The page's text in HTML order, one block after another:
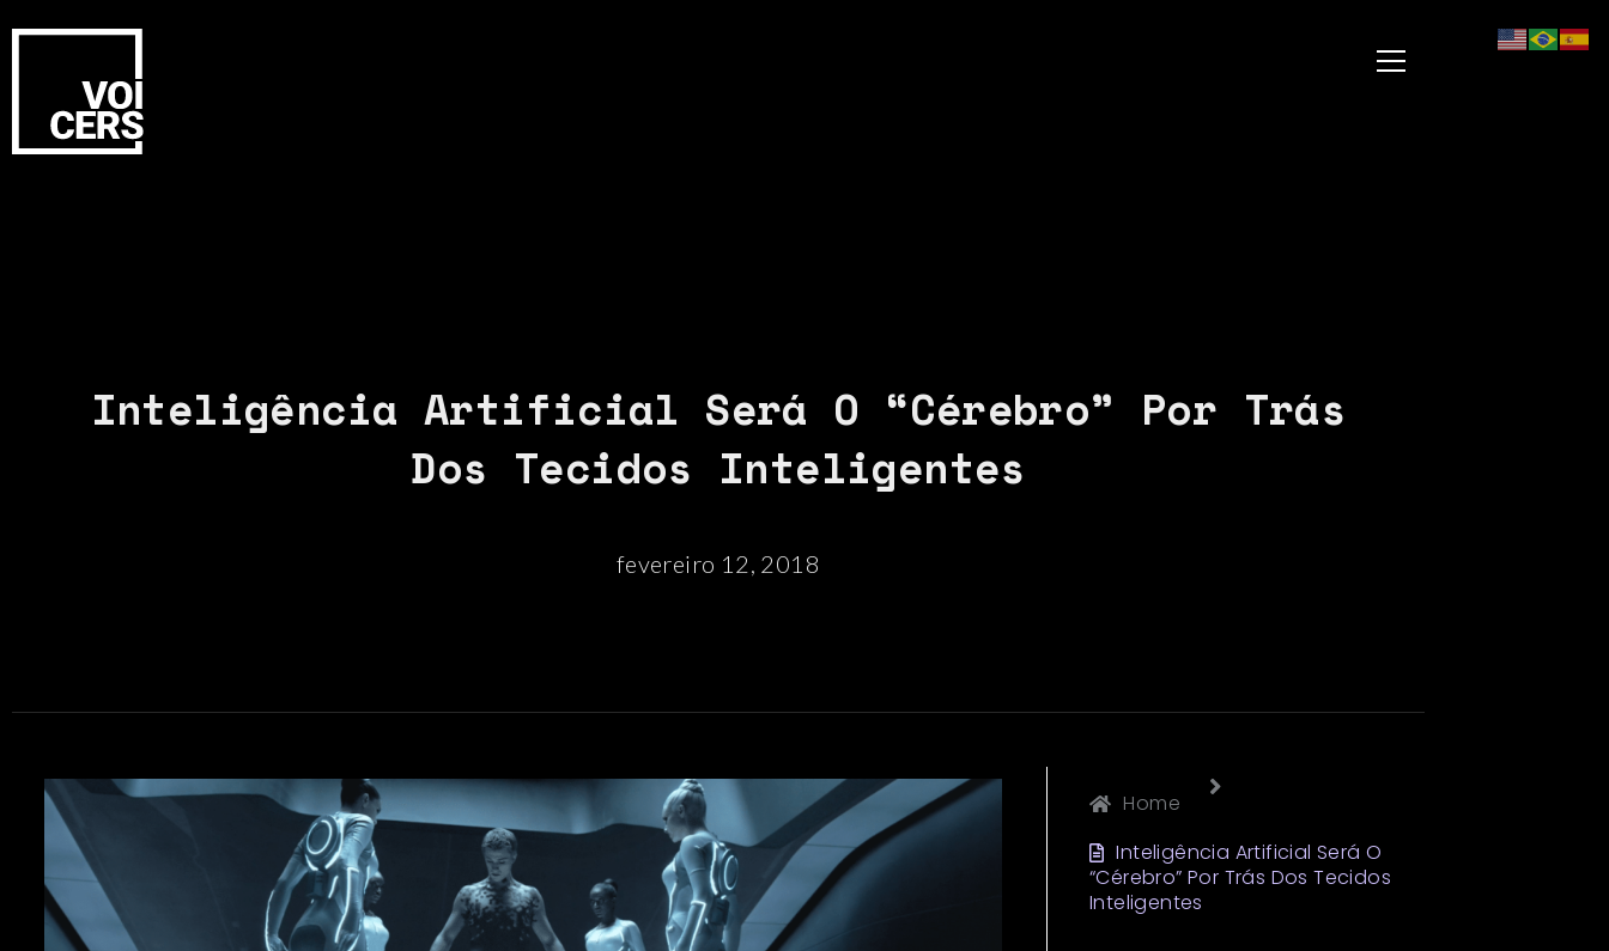
Inteligência Artificial Será O “Cérebro” Por Trás
Dos Tecidos Inteligentes
fevereiro 12, 2018
Home
Inteligência Artificial Será O
“Cérebro” Por Trás Dos Tecidos
Inteligentes